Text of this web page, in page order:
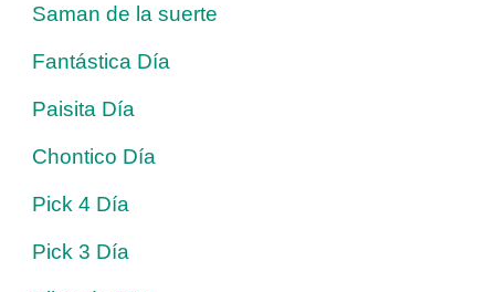
Saman de la suerte
Fantástica Día
Paisita Día
Chontico Día
Pick 4 Día
Pick 3 Día